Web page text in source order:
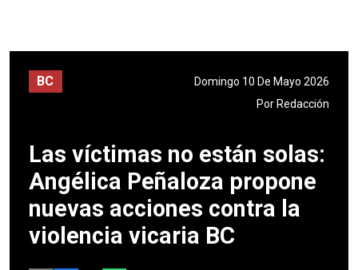
BC
Domingo 10 De Mayo 2026
Por Redacción
Las víctimas no están solas:
Angélica Peñaloza propone
nuevas acciones contra la
violencia vicaria BC